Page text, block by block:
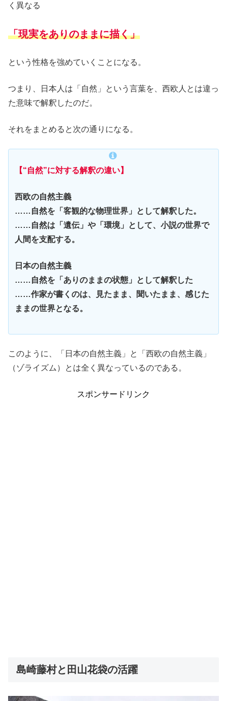
く異なる
「現実をありのままに描く」
という性格を強めていくことになる。
つまり、日本人は「自然」という言葉を、西欧人とは違っ
た意味で解釈したのだ。
それをまとめると次の通りになる。
【“自然”に対する解釈の違い】
西欧の自然主義
……自然を「客観的な物理世界」として解釈した。
……自然は「遺伝」や「環境」として、小説の世界で
人間を支配する。
日本の自然主義
……自然を「ありのままの状態」として解釈した
……作家が書くのは、見たまま、聞いたまま、感じた
ままの世界となる。
このように、「日本の自然主義」と「西欧の自然主義」
（ゾライズム）とは全く異なっているのである。
スポンサードリンク
島崎藤村と田山花袋の活躍